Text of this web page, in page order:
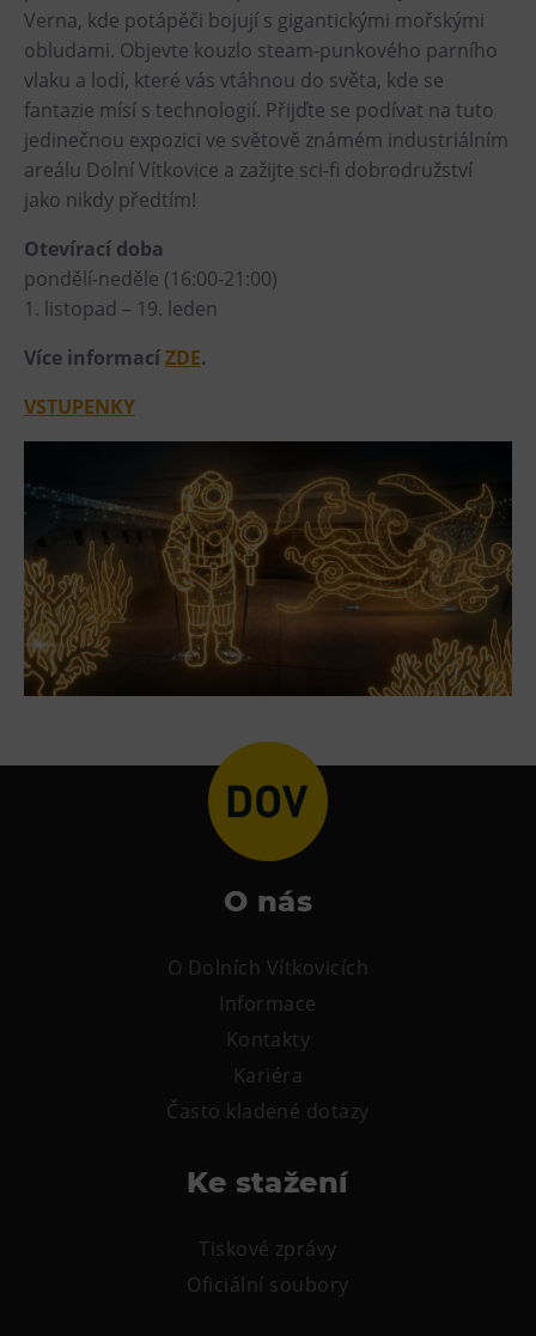
Heligonka
HopJump
Lezecká stěna
Národní zemědělské muzeum
Fajna Dilna
FUTUREUM
Prohlídky
Dolní Vítkovice
Hornické muzeum
Občerstvení
Kavárna Velký Svět techniky
L’Osteria
PECKA DOV
Restaurace VP ART
Bistropen
CØKAFE Dolní Vítkovice
Catering
Tematické dárkové poukazy
Verna, kde potápěči bojují s gigantickými mořskými
obludami. Objevte kouzlo steam-punkového parního
vlaku a lodí, které vás vtáhnou do světa, kde se
fantazie mísí s technologií. Přijďte se podívat na tuto
jedinečnou expozici ve světově známém industriálním
areálu Dolní Vítkovice a zažijte sci-fi dobrodružství
jako nikdy předtím!
Otevírací doba
pondělí-neděle (16:00-21:00)
1. listopad – 19. leden
Více informacíZDE.
VSTUPENKY
O nás
O Dolních Vítkovicích
Informace
Kontakty
Kariéra
Často kladené dotazy
Ke stažení
Tiskové zprávy
Oficiální soubory